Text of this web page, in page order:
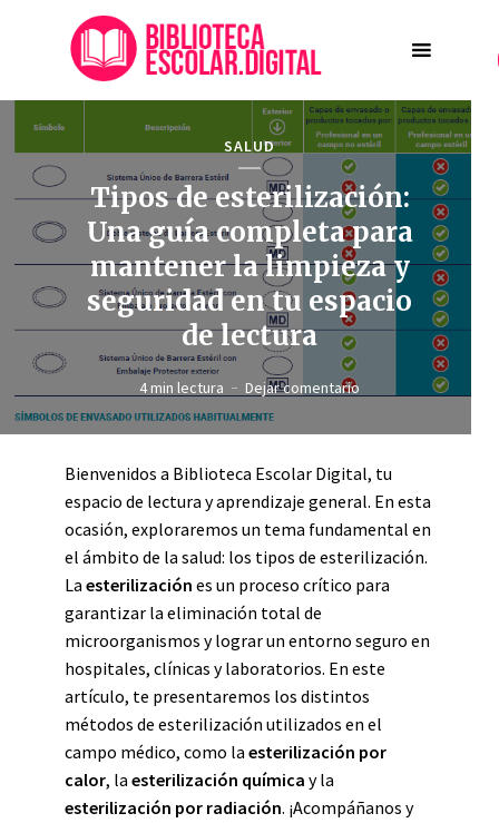
SALUD
Tipos de esterilización:
Una guía completa para
mantener la limpieza y
seguridad en tu espacio
de lectura
4 min lectura Dejar comentario
Bienvenidos a Biblioteca Escolar Digital, tu
espacio de lectura y aprendizaje general. En esta
ocasión, exploraremos un tema fundamental en
el ámbito de la salud: los tipos de esterilización.
La esterilización es un proceso crítico para
garantizar la eliminación total de
microorganismos y lograr un entorno seguro en
hospitales, clínicas y laboratorios. En este
artículo, te presentaremos los distintos
métodos de esterilización utilizados en el
campo médico, como la esterilización por
calor, la esterilización química y la
esterilización por radiación. ¡Acompáñanos y